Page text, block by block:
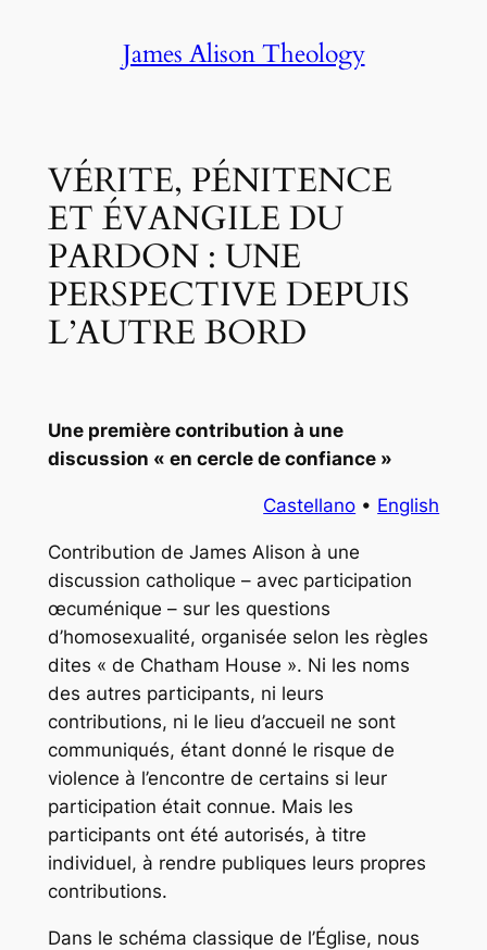
James Alison Theology
VÉRITE, PÉNITENCE
ET ÉVANGILE DU
PARDON : UNE
PERSPECTIVE DEPUIS
L’AUTRE BORD
Une première contribution à une
discussion « en cercle de confiance »
Castellano • English
Contribution de James Alison à une
discussion catholique – avec participation
œcuménique – sur les questions
d’homosexualité, organisée selon les règles
dites « de Chatham House ». Ni les noms
des autres participants, ni leurs
contributions, ni le lieu d’accueil ne sont
communiqués, étant donné le risque de
violence à l’encontre de certains si leur
participation était connue. Mais les
participants ont été autorisés, à titre
individuel, à rendre publiques leurs propres
contributions.
Dans le schéma classique de l’Église, nous